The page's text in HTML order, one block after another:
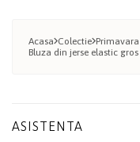
Acasa Colectie Primavara
Bluza din jerse elastic
ASISTENTA